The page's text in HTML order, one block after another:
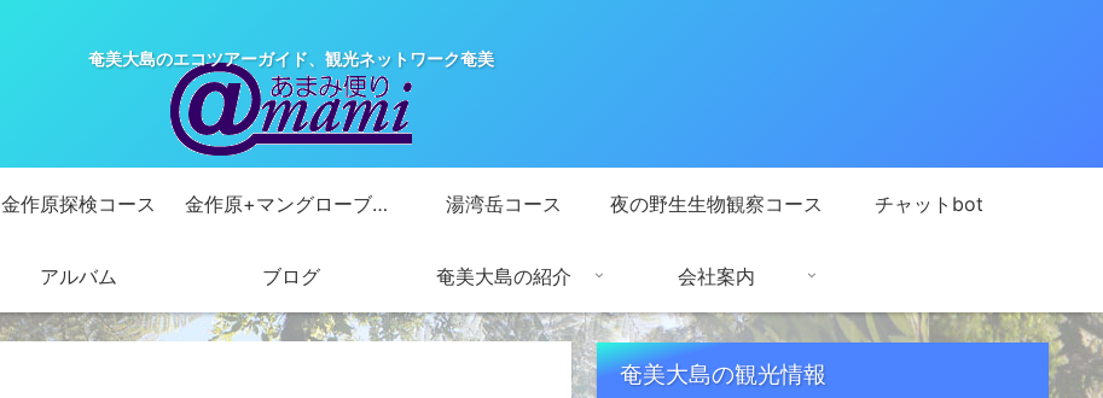
奄美大島のエコツアーガイド、観光ネットワーク奄美
金作原探検コース 金作原+マングローブカヌーコース 湯湾岳コース 夜の野生生物観察コース チャットbot
アルバム ブログ 奄美大島の紹介 会社案内
奄美大島の観光情報